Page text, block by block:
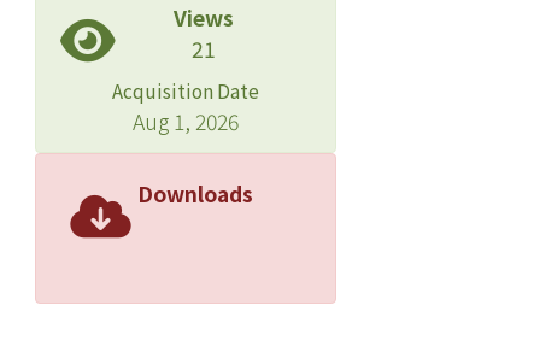
Views
21
Acquisition Date
Aug 1, 2026
Downloads